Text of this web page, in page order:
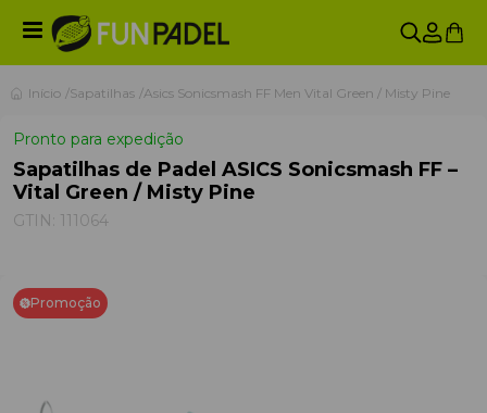
Início Sapatilhas Asics Sonicsmash FF Men Vital Green / Misty Pine
Pronto para expedição
Sapatilhas de Padel ASICS Sonicsmash FF –
Vital Green / Misty Pine
GTIN: 111064
Promoção